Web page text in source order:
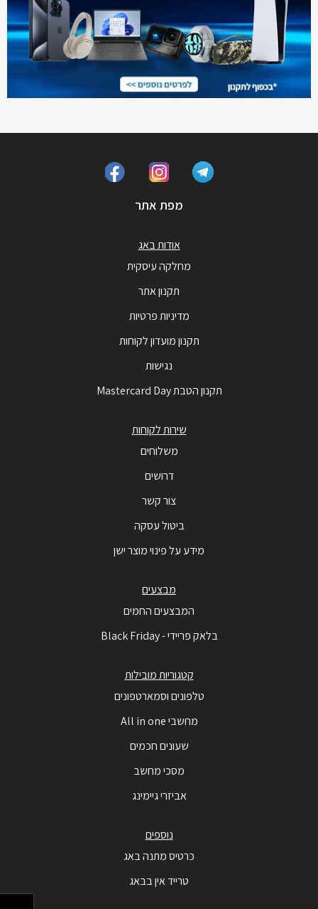
מפת אתר
אודות באג
מחלקה עיסקית
תקנון אתר
מדיניות פרטיות
תקנון מועדון לקוחות
נגישות
תקנון הטבת Mastercard Day
שירות לקוחות
משלוחים
דרושים
צור קשר
ביטול עסקה
מידע על פינוי מוצר ישן
מבצעים
המבצעים החמים
בלאק פריידי - Black Friday
קטגוריות מובילות
טלפונים וסמארטפונים
מחשבי All in one
שעונים חכמים
מסכי מחשב
אביזרי גיימינג
נוספים
כרטיס מתנה באג
טרייד אין בבאג